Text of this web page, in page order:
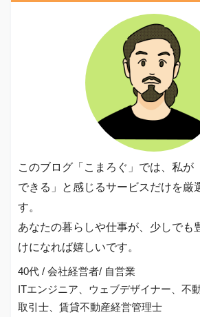
このブログ「こまろぐ」では、私が
できる」と感じるサービスだけを厳
す。
あなたの暮らしや仕事が、少しでも
けになれば嬉しいです。
40代 / 会社経営者/ 自営業
ITエンジニア、ウェブデザイナー、不
取引士、賃貸不動産経営管理士